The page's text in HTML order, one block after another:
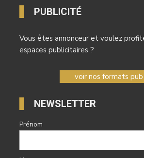
PUBLICITÉ
Vous êtes annonceur et voulez
espaces publicitaires ?
voir nos formats pub
NEWSLETTER
Prénom